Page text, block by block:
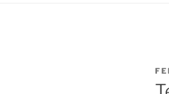
AM